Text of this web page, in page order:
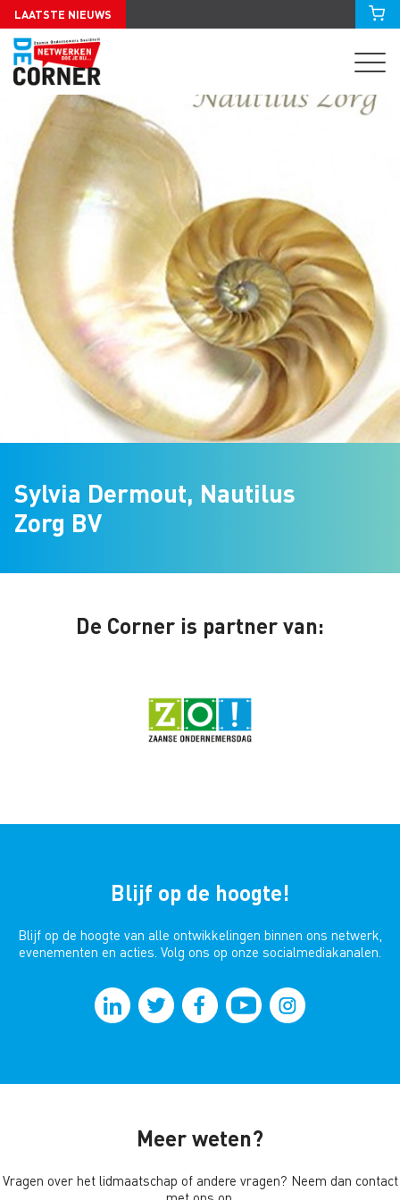
LAATSTE NIEUWS
Sylvia Dermout, Nautilus
Zorg BV
De Corner is partner van:
Blijf op de hoogte!
Blijf op de hoogte van alle ontwikkelingen binnen ons netwerk,
evenementen en acties. Volg ons op onze socialmediakanalen.
Meer weten?
Vragen over het lidmaatschap of andere vragen? Neem dan contact